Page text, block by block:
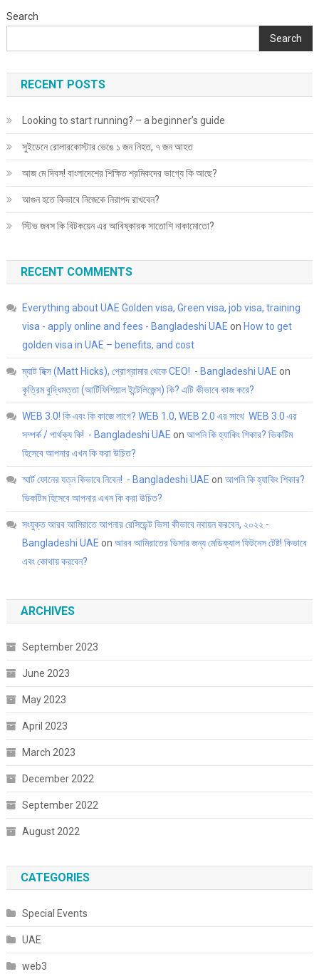
Search
Search
RECENT POSTS
Looking to start running? – a beginner’s guide
সুইডেনে রোলারকোস্টার ভেঙে ১ জন নিহত, ৭ জন আহত
আজ মে দিবস! বাংলাদেশের শিক্ষিত শ্রমিকদের ভাগ্যে কি আছে?
আগুন হতে কিভাবে নিজেকে নিরাপদ রাখবেন?
স্টিভ জবস কি বিটকয়েন এর আবিষ্কারক সাতোশি নাকামোতো?
RECENT COMMENTS
Everything about UAE Golden visa, Green visa, job visa, training
visa - apply online and fees - Bangladeshi UAE on How to get
golden visa in UAE – benefits, and cost
ম্যাট হিক্স (Matt Hicks), প্রোগ্রামার থেকে CEO! - Bangladeshi UAE on
কৃত্রিম বুদ্ধিমত্তা (আর্টিফিশিয়াল ইন্টেলিজেন্স) কি? এটি কীভাবে কাজ করে?
WEB 3.0! কি এবং কি কাজে লাগে? WEB 1.0, WEB 2.0 এর সাথে WEB 3.0 এর
সম্পর্ক / পার্থক্য কি! - Bangladeshi UAE on আপনি কি হ্যাকিং শিকার? ভিকটিম
হিসেবে আপনার এখন কি করা উচিত?
স্মার্ট ফোনের যত্ন কিভাবে নিবেন! - Bangladeshi UAE on আপনি কি হ্যাকিং শিকার?
ভিকটিম হিসেবে আপনার এখন কি করা উচিত?
সংযুক্ত আরব আমিরাতে আপনার রেসিডেন্ট ভিসা কীভাবে নবায়ন করবেন, ২০২২ -
Bangladeshi UAE on আরব আমিরাতের ভিসার জন্য মেডিক্যাল ফিটনেস টেষ্ট! কিভাবে
এবং কোথায় করবেন?
ARCHIVES
September 2023
June 2023
May 2023
April 2023
March 2023
December 2022
September 2022
August 2022
CATEGORIES
Special Events
UAE
web3